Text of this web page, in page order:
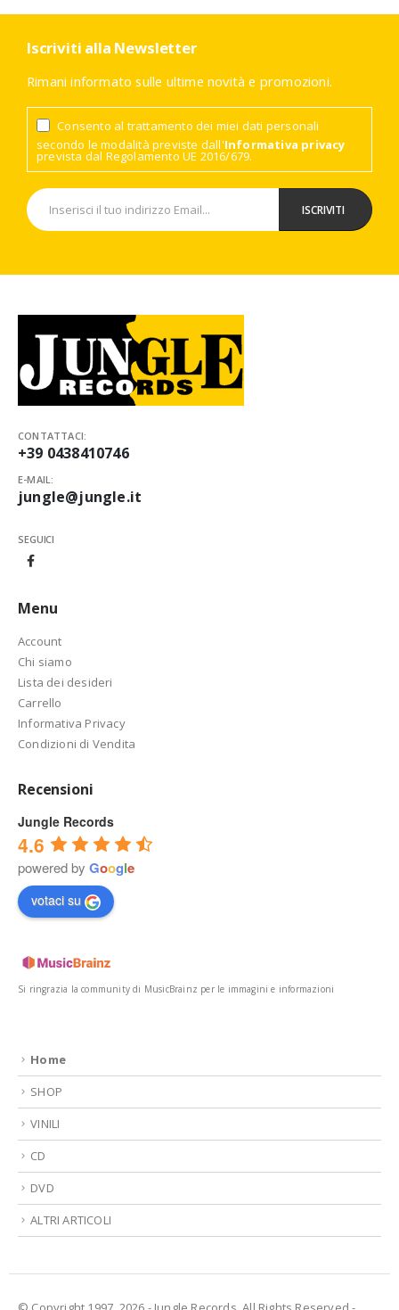
Iscriviti alla Newsletter
Rimani informato sulle ultime novità e promozioni.
Consento al trattamento dei miei dati personali
secondo le modalità previste dall'Informativa privacy
prevista dal Regolamento UE 2016/679.
CONTATTACI:
+39 0438410746
E-MAIL:
jungle@jungle.it
SEGUICI
Menu
Account
Chi siamo
Lista dei desideri
Carrello
Informativa Privacy
Condizioni di Vendita
Recensioni
Jungle Records
4.6
powered by Google
votaci su
Si ringrazia la community di MusicBrainz per le immagini e informazioni
Home
SHOP
VINILI
CD
DVD
ALTRI ARTICOLI